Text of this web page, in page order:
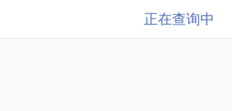
正在查询中